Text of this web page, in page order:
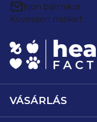
írjon bármikor
Kövessen minket:
VÁSÁRLÁS